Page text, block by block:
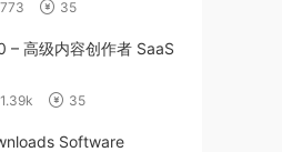
773 35
– 高级内容创作者 SaaS
1.39k 35
Software